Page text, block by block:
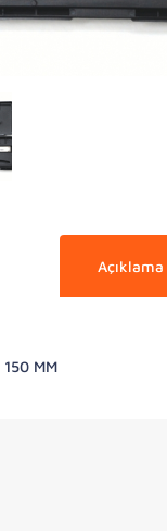
Açıklama
150 MM